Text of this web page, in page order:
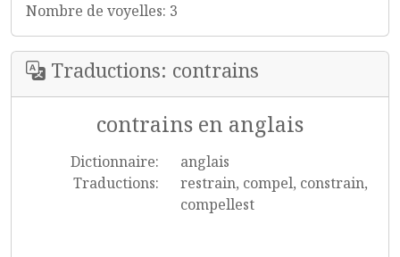
Nombre de voyelles: 3
Traductions: contrains
contrains en anglais
Dictionnaire:
anglais
Traductions:
restrain, compel, constrain,
compellest